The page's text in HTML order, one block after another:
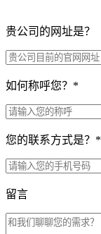
贵公司的网址是？
如何称呼您？ *
您的联系方式是？ *
留言